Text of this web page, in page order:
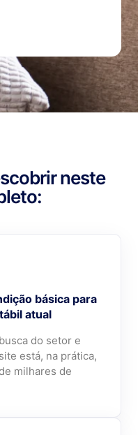
neste
básica para
atual
do setor e
está, na prática,
milhares de